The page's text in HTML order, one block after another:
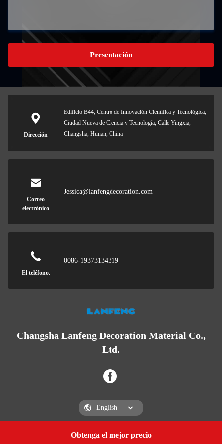
Obtenga el mejor precio
Presentación
Dirección
Edificio B44, Centro de Innovación Científica y Tecnológica,
Ciudad Nueva de Ciencia y Tecnología, Calle Yingxia,
Changsha, Hunan, China
Correo
electrónico
Jessica@lanfengdecoration.com
El teléfono.
0086-19373134319
Changsha Lanfeng Decoration Material Co.,
Ltd.
Changsha Lanfeng Decoration Material Co., Ltd.
Get a Quote